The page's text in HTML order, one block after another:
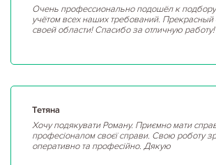
Очень профессионально подошёл к
учётом всех наших требований. Прекрасный
своей области! Спасибо за отличную работу!
Тетяна
Хочу подякувати Роману. Приємно мати
професіоналом своєї справи. Свою роботу
оперативно та професійно. Дякую